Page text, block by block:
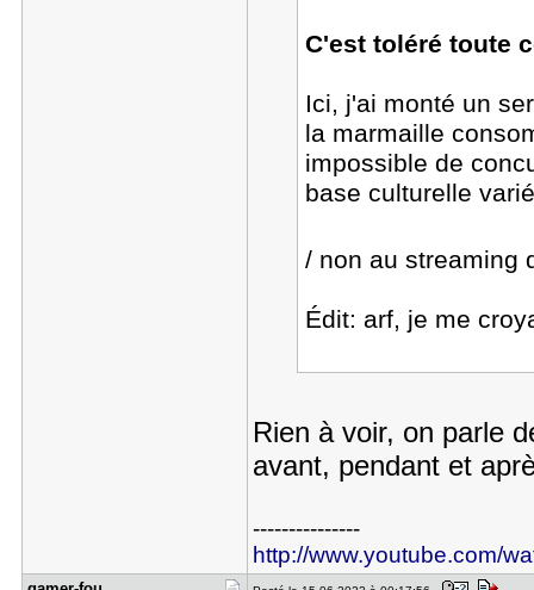
C'est toléré toute
Ici, j'ai monté un
la marmaille
impossible de
base culturelle
/ non au streaming
Édit: arf, je me
Rien à voir, on parle
avant, pendant et
---------------
http://www.youtube.com/